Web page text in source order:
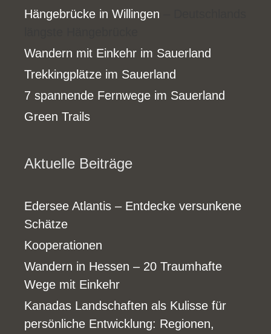
Hängebrücke in Willingen
Wandern mit Einkehr im Sauerland
Trekkingplätze im Sauerland
7 spannende Fernwege im Sauerland
Green Trails
Aktuelle Beiträge
Edersee Atlantis – Entdecke versunkene
Schätze
Kooperationen
Wandern in Hessen – 20 Traumhafte
Wege mit Einkehr
Kanadas Landschaften als Kulisse für
persönliche Entwicklung: Regionen,